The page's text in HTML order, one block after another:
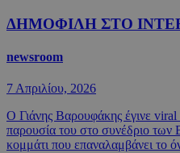
ΔΗΜΟΦΙΛΗ ΣΤΟ
newsroom
7 Απριλίου, 2026
Ο Γιάνης Βαρουφάκης έγινε
παρουσία του στο συνέδριο των
κομμάτι που επαναλαμβάνει το